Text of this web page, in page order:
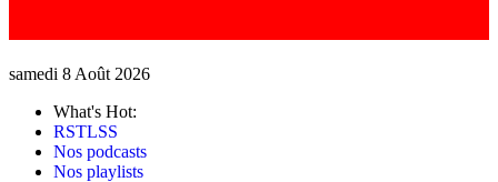
samedi 8 Août 2026
What's Hot:
RSTLSS
Nos podcasts
Nos playlists